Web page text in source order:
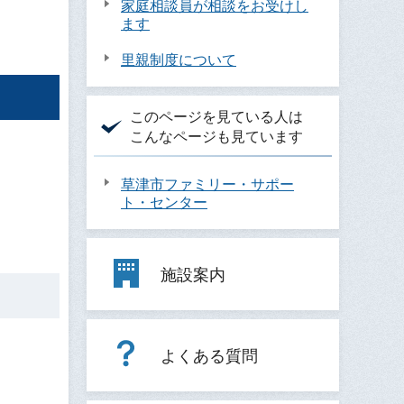
家庭相談員が相談をお受けし
ます
里親制度について
このページを見ている人は
こんなページも見ています
草津市ファミリー・サポー
ト・センター
施設案内
よくある質問